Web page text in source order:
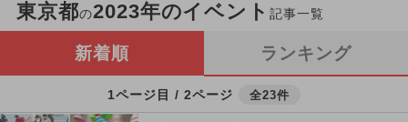
東京都の2023年のイベント記事一覧
新着順 ランキング
1ページ目 / 2ページ 全23件